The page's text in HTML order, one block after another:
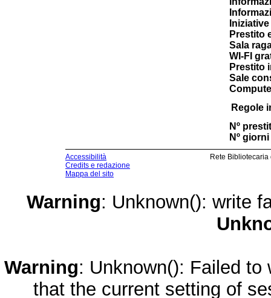
Prestito
Sala
WI-FI
Prestito
Sale
Regole
Nº
Nº
Accessibilità
Credits e redazione
Mappa del sito
Rete
Warning: Unknown(): write
Warning: Unknown(): Failed
that the current setting of